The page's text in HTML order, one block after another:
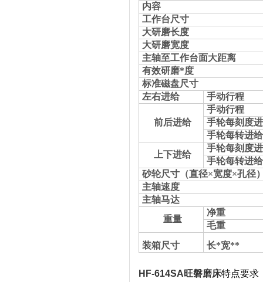
内容
工作台尺寸
大研磨长度
大研磨宽度
主轴至工作台面大距离
有效研磨*度
标准磁盘尺寸
左右进给
手动行程
前后进给
手动行程
手轮每刻度
手轮每转进给
上下进给
手轮每刻度
手轮每转进给
砂轮尺寸（直径×宽度×孔径
主轴速度
主轴马达
重量
净重
毛重
装箱尺寸
长*宽**
HF-614SA 旺磐磨床特点要求